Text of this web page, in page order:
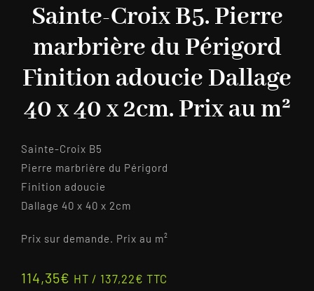
Sainte-Croix B5. Pierre
marbrière du Périgord
Finition adoucie Dallage
40 x 40 x 2cm. Prix au m²
Sainte-Croix B5
Pierre marbrière du Périgord
Finition adoucie
Dallage 40 x 40 x 2cm
Prix sur demande. Prix au m²
114,35€ HT / 137,22€ TTC